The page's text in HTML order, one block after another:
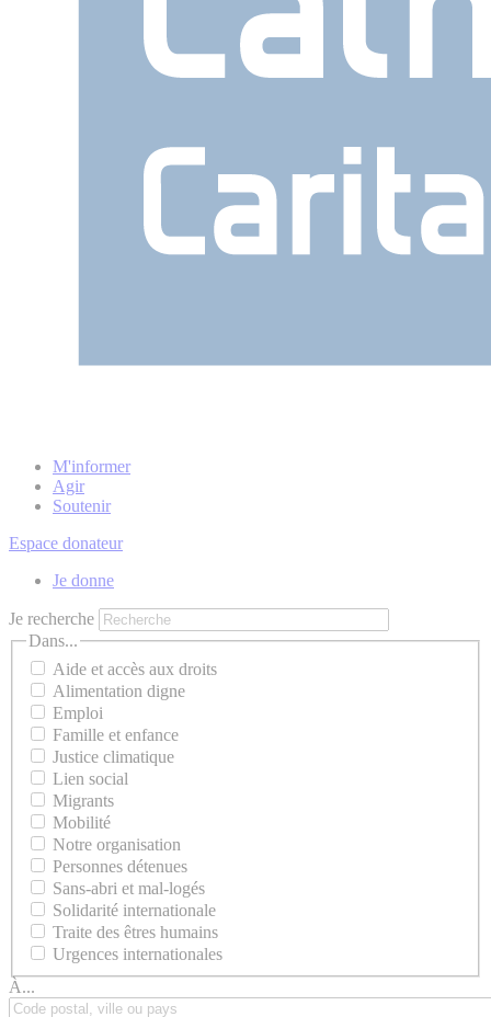
M'informer
Agir
Soutenir
Espace donateur
Je donne
Je recherche
Dans...
Aide et accès aux droits
Alimentation digne
Emploi
Famille et enfance
Justice climatique
Lien social
Migrants
Mobilité
Notre organisation
Personnes détenues
Sans-abri et mal-logés
Solidarité internationale
Traite des êtres humains
Urgences internationales
À...